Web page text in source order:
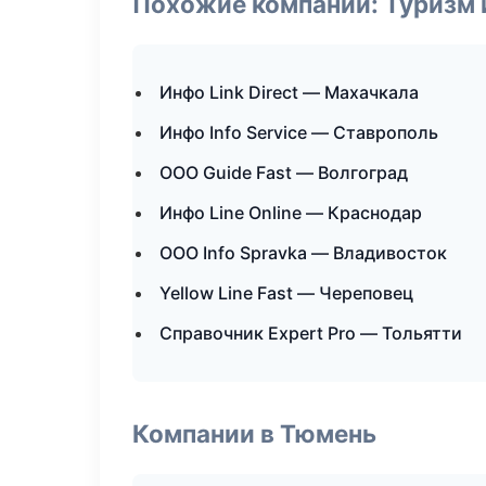
Инфо Link Direct — Махачкала
Инфо Info Service — Ставрополь
ООО Guide Fast — Волгоград
Инфо Line Online — Краснодар
ООО Info Spravka — Владивосток
Yellow Line Fast — Череповец
Справочник Expert Pro — Тольятти
Компании в Тюмень